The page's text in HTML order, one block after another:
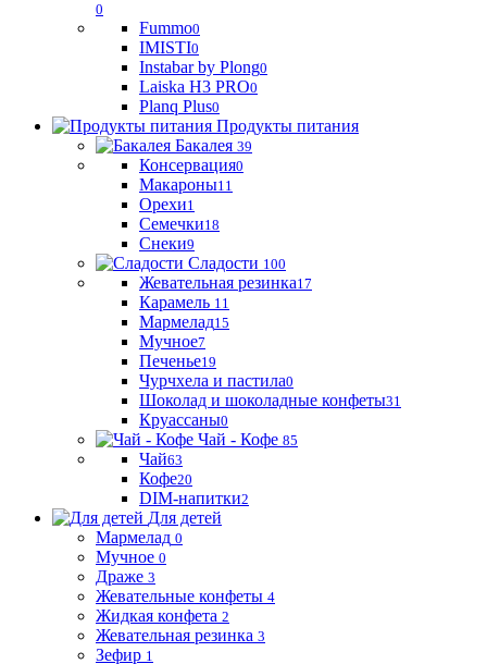
0
Fummo0
IMISTI0
Instabar by Plong0
Laiska H3 PRO0
Planq Plus0
Продукты питания
Бакалея 39
Консервация0
Макароны11
Орехи1
Семечки18
Снеки9
Сладости 100
Жевательная резинка17
Карамель 11
Мармелад15
Мучное7
Печенье19
Чурчхела и пастила0
Шоколад и шоколадные конфеты31
Круассаны0
Чай - Кофе 85
Чай63
Кофе20
DIM-напитки2
Для детей
Мармелад 0
Мучное 0
Драже 3
Жевательные конфеты 4
Жидкая конфета 2
Жевательная резинка 3
Зефир 1